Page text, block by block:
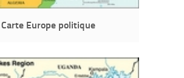
Carte Europe politique